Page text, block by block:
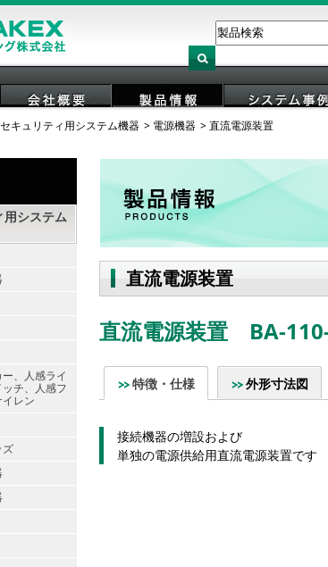
会社概要 製品情報 システム事例
セキュリティ用システム機器 電源機器 直流電源装置
直流電源装置
直流電源装置 BA-
特徴・仕様 外形寸法図
接続機器の増設および
単独の電源供給用直流電源装置です
用システム
、人感ライ
ッチ、人感フ
レン
ズ